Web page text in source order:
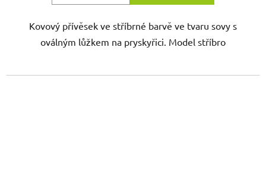
Kovový přívěsek ve stříbrné barvě ve tvaru sovy s
oválným lůžkem na pryskyřici. Model stříbro